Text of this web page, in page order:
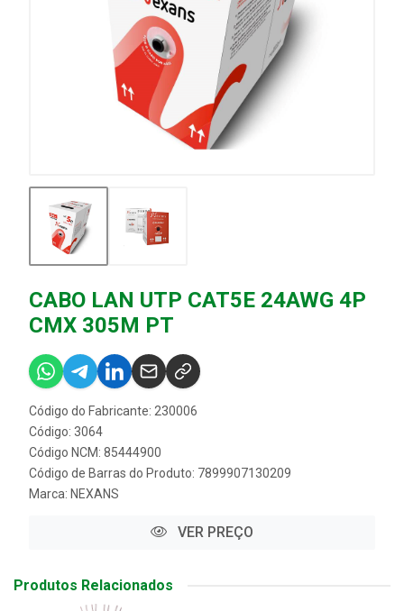
CABO LAN UTP CAT5E 24AWG 4P
CMX 305M PT
Código do Fabricante: 230006
Código: 3064
Código NCM: 85444900
Código de Barras do Produto: 7899907130209
Marca: NEXANS
VER PREÇO
Produtos Relacionados